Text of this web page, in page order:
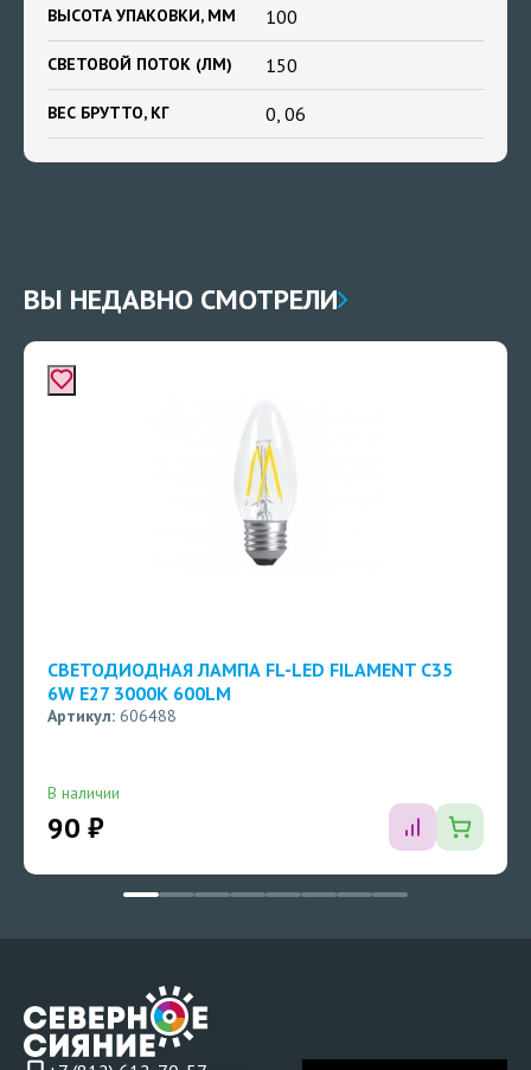
ВЫСОТА УПАКОВКИ, ММ 100
СВЕТОВОЙ ПОТОК (ЛМ) 150
ВЕС БРУТТО, КГ 0, 06
ВЫ НЕДАВНО СМОТРЕЛИ
СВЕТОДИОДНАЯ ЛАМПА FL-LED FILAMENT C35
6W E27 3000K 600LM
Артикул: 606488
В наличии
90 ₽